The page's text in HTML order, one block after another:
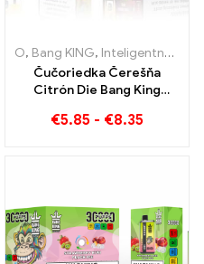
O, Bang KING, Inteligentná obrazovka Bang King 15000 Bafať
Čučoriedka Čerešňa
Citrón Die Bang King
15000 Puffs Prehľad
€5.85 - €8.35